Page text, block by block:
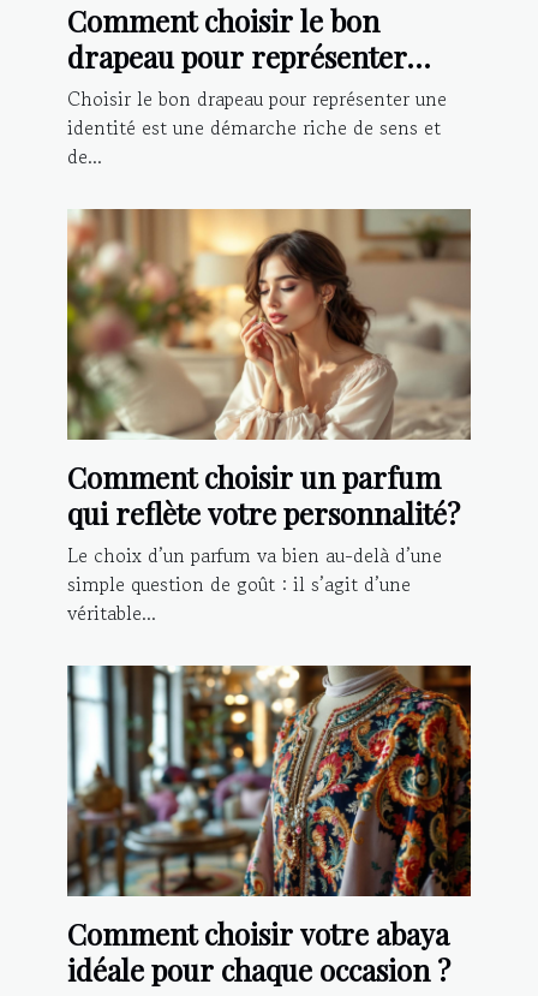
Comment choisir le bon
drapeau pour représenter
votre identité?
Choisir le bon drapeau pour représenter une
identité est une démarche riche de sens et
de...
Comment choisir un parfum
qui reflète votre personnalité?
Le choix d’un parfum va bien au-delà d’une
simple question de goût : il s’agit d’une
véritable...
Comment choisir votre abaya
idéale pour chaque occasion ?